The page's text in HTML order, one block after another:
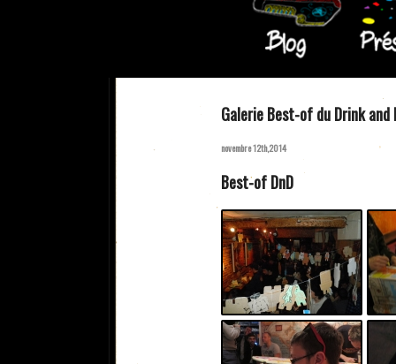
Galerie Best-of du Drink and
novembre 12th,2014
Best-of DnD